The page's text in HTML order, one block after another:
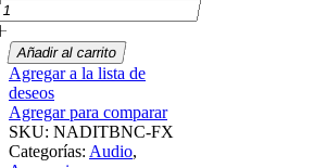
Añadir al carrito
Agregar a la lista de
deseos
Agregar para comparar
SKU: NADITBNC-FX
Categorías: Audio,